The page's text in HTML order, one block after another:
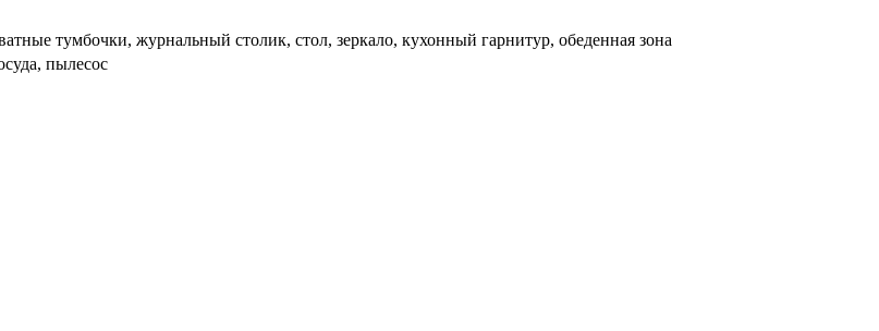
тумбочки, журнальный столик, стол, зеркало, кухонный гарнитур, обеденная зона
пылесос